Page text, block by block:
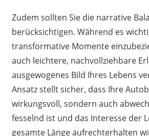
Zudem sollten Sie die narrative
berücksichtigen. Während es
transformative Momente
auch leichtere, nachvollziehbare
ausgewogenes Bild Ihres Lebens
Ansatz stellt sicher, dass Ihre
wirkungsvoll, sondern auch
fesselnd ist und das Interesse der
gesamte Länge aufrechterhalten